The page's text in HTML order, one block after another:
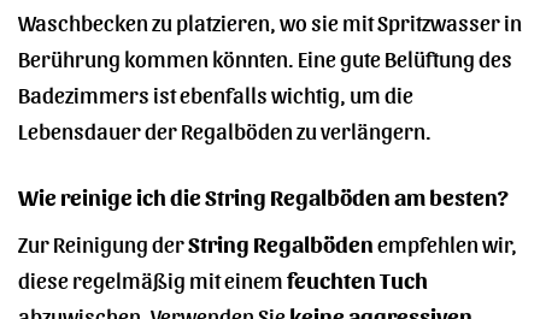
Waschbecken zu platzieren, wo sie mit Spritzwasser in
Berührung kommen könnten. Eine gute Belüftung des
Badezimmers ist ebenfalls wichtig, um die
Lebensdauer der Regalböden zu verlängern.
Wie reinige ich die String Regalböden am besten?
Zur Reinigung derString Regalbödenempfehlen wir,
diese regelmäßig mit einemfeuchten Tuch